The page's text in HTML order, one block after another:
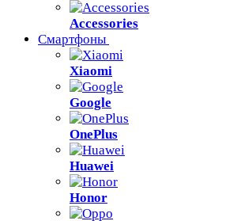
Accessories
Смартфоны
Xiaomi
Google
OnePlus
Huawei
Honor